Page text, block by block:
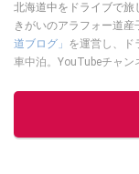
北海道中をドライブで旅
きがいのアラフォー道
道ブログ」 を運営し、ド
車中泊。YouTubeチャ
も配信中。